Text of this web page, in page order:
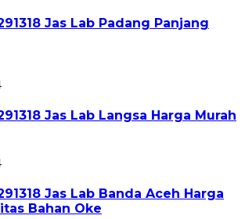
Jas Lab Padang Panjang
Jas Lab Langsa Harga Murah
Jas Lab Banda Aceh Harga
Bahan Oke